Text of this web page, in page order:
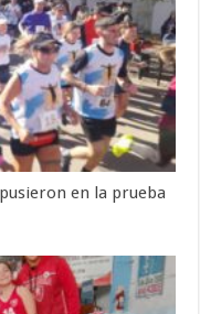
en la prueba